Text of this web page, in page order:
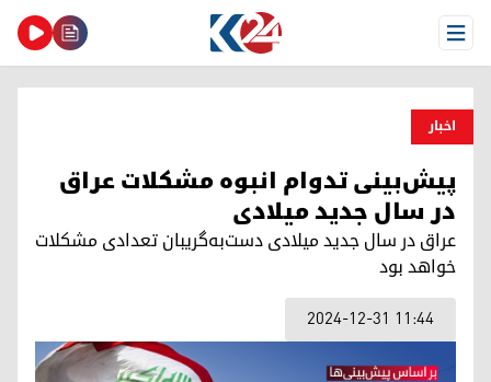
Open Menu
اخبار
پیش‌بینی تدوام انبوه مشکلات عراق
در سال جدید میلادی
عراق در سال جدید میلادی دست‌به‌گریبان تعدادی مشکلات
خواهد بود
2024-12-31 11:44